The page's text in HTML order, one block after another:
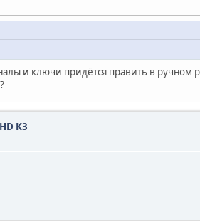
и ключи придётся править в ручном
K3